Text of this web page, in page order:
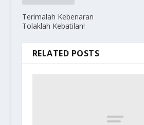
Terimalah Kebenaran
Tolaklah Kebatilan!
RELATED POSTS